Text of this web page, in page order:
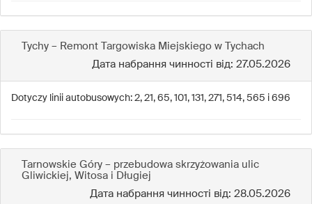
Tychy – Remont Targowiska Miejskiego w Tychach
Дата набрання чинності від: 27.05.2026
Dotyczy linii autobusowych: 2, 21, 65, 101, 131, 271, 514, 565 i 696
Tarnowskie Góry – przebudowa skrzyżowania ulic
Gliwickiej, Witosa i Długiej
Дата набрання чинності від: 28.05.2026